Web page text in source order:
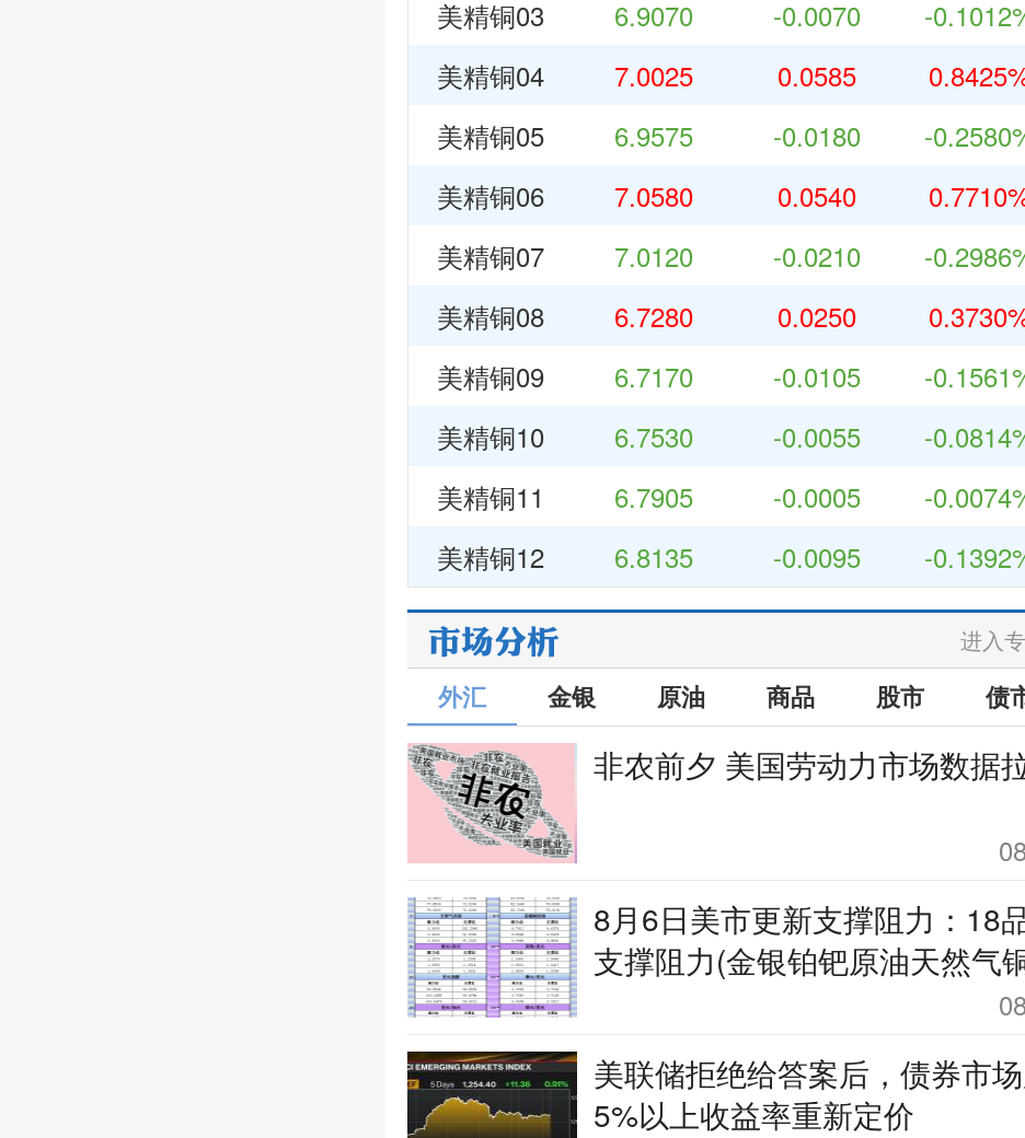
美精铜03
6.9070 -0.0070
-
美精铜04
7.0025 0.0585
美精铜05
6.9575 -0.0180
-
美精铜06
7.0580 0.0540
美精铜07
7.0120 -0.0210
-
美精铜08
6.7280 0.0250
美精铜09
6.7170 -0.0105
-
美精铜10
6.7530 -0.0055
-
美精铜11
6.7905 -0.0005
-
美精铜12
6.8135 -0.0095 -
进入
外汇 金银 原油 商品 股市 债
非农前夕 美国劳动力市场数据
8月6日美市更新支撑阻力：18
支撑阻力(金银铂钯原油天然气
美联储拒绝给答案后，债券市
5%以上收益率重新定价